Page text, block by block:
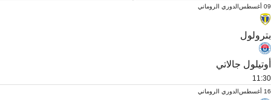
09 أغسطس الدوري الروماني
بترولول
أوتيلول جالاتي
11:30
16 أغسطس الدوري الروماني